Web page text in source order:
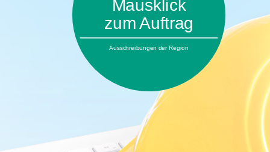
Mausklick
zum Auftrag
Ausschreibungen der Region